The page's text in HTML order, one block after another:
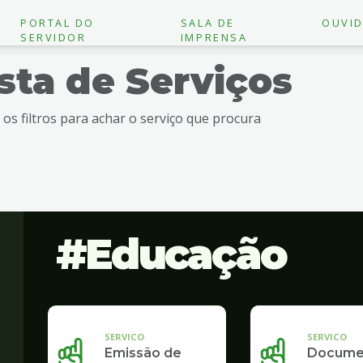
PORTAL DO
SERVIDOR
SALA DE
IMPRENSA
de Serviços
os filtros para achar o serviço que procura
Educação
SERVICO
Emissão de
SERVICO